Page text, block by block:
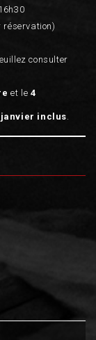
réservation)
consulter
et le 4
janvier inclus